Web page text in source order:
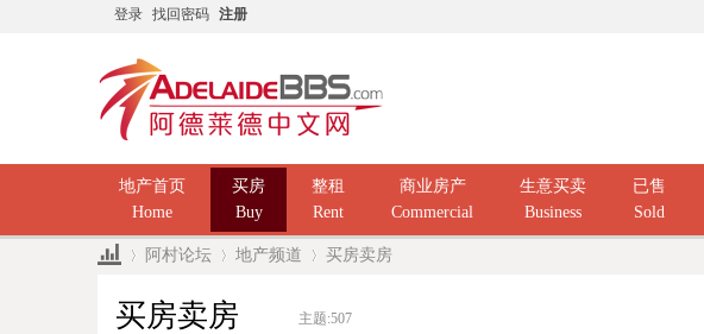
登录 找回密码 注册
地产首页
Home
买房
Buy
整租
Rent
商业房产
Commercial
生意买卖
Business
已售
Sold
阿村论坛 地产频道 买房卖房
买房卖房 主题:507